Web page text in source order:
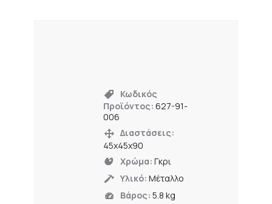
Κωδικός
Προϊόντος: 627-91-
006
Διαστάσεις:
45x45x90
Χρώμα: Γκρι
Υλικό: Μέταλλο
Βάρος: 5.8 kg